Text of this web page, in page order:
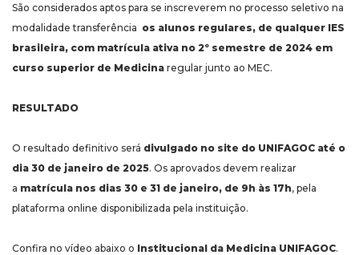
São considerados aptos para se inscreverem no processo seletivo na
modalidade transferência os alunos regulares, de qualquer IES
brasileira, com matrícula ativa no 2º semestre de 2024 em
curso superior de Medicina regular junto ao MEC.
RESULTADO
O resultado definitivo será divulgado no site do UNIFAGOC até o
dia 30 de janeiro de 2025. Os aprovados devem realizar
a matrícula nos dias 30 e 31 de janeiro, de 9h às 17h, pela
plataforma online disponibilizada pela instituição.
Confira no vídeo abaixo o Institucional da Medicina UNIFAGOC.